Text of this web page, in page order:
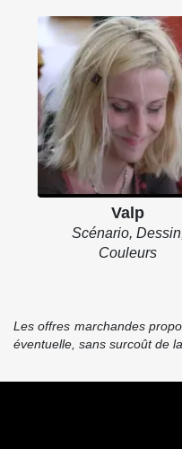
Valp
Scénario,
Couleurs
Les offres marchandes
éventuelle, sans surcoût de